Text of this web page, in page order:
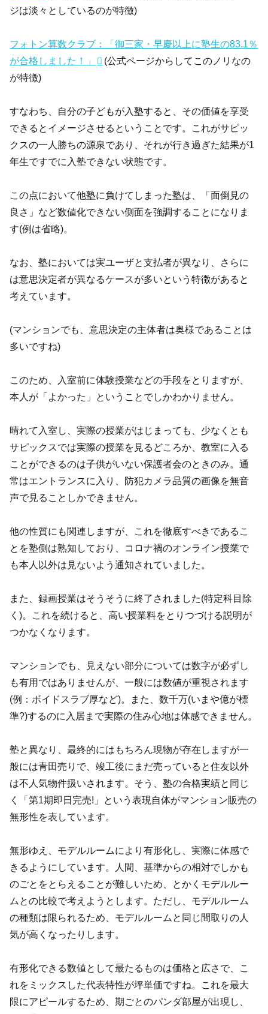
ジは淡々としているのが特徴)
フォトン算数クラブ：「御三家・早慶以上に塾生の83.1％
が合格しました！」
(公式ページからしてこのノリなの
が特徴)
すなわち、自分の子どもが入塾すると、その価値を享受
できるとイメージさせるということです。これがサピッ
クスの一人勝ちの源泉であり、それが行き過ぎた結果が1
年生ですでに入塾できない状態です。
この点において他塾に負けてしまった塾は、「面倒見の
良さ」など数値化できない側面を強調することになりま
す(例は省略)。
なお、塾においては実ユーザと支払者が異なり、さらに
は意思決定者が異なるケースが多いという特徴があると
考えています。
(マンションでも、意思決定の主体者は奥様であることは
多いですね)
このため、入室前に体験授業などの手段をとりますが、
本人が「よかった」ということでしかわかりません。
晴れて入室し、実際の授業がはじまっても、少なくとも
サピックスでは実際の授業を見るどころか、教室に入る
ことができるのは子供がいない保護者会のときのみ。通
常はエントランスに入り、防犯カメラ品質の画像を無音
声で見ることしかできません。
他の性質にも関連しますが、これを徹底すべきであるこ
とを塾側は熟知しており、コロナ禍のオンライン授業で
も本人以外は見ないよう通知されていました。
また、録画授業はそうそうに終了されました(特定科目除
く)。これを続けると、高い授業料をとりつづける説明が
つかなくなります。
マンションでも、見えない部分については数字が必ずし
も有用ではありませんが、一般には数値が重視されます
(例：ボイドスラブ厚など)。また、数千万(いまや億が標
準?)するのに入居まで実際の住み心地は体感できません。
塾と異なり、最終的にはもちろん現物が存在しますが一
般には青田売りで、竣工後にまだ売っていると住友以外
は不人気物件扱いされます。そう、塾の合格実績と同じ
く「第1期即日完売!」という表現自体がマンション販売の
無形性を表しています。
無形ゆえ、モデルルームにより有形化し、実際に体感で
きるようにしています。人間、基準からの相対でしかも
のごとをとらえることが難しいため、とかくモデルルー
ムとの比較で考えようとします。ただし、モデルルーム
の種類は限られるため、モデルルームと同じ間取りの人
気が高くなったりします。
有形化できる数値として最たるものは価格と広さで、こ
れをミックスした代表特性が坪単価ですね。これを最大
限にアピールするため、期ごとのパンダ部屋が出現し、